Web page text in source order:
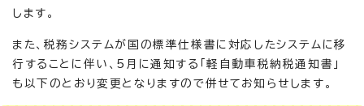
します。
また、税務システムが国の標準仕様書に対応したシステムに移
行することに伴い、5月に通知する「軽自動車税納税通知書」
も以下のとおり変更となりますので併せてお知らせします。